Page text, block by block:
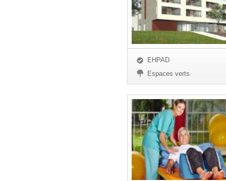
EHPAD
Espaces verts